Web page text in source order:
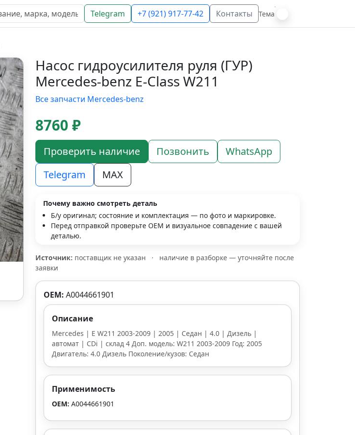
Telegram +7 (921) 917-77-42 Контакты Тема
Насос гидроусилителя руля (ГУР)
Mercedes-benz E-Class W211
Все запчасти Mercedes-benz
8760 ₽
Проверить наличие Позвонить
WhatsApp
Telegram
MAX
Почему важно смотреть деталь
Б/у оригинал; состояние и комплектация — по фото и маркировке.
Перед отправкой проверьте OEM и визуальное совпадение с вашей
деталью.
Источник: поставщик не указан ·
наличие в разборке — уточняйте после
заявки
OEM: A0044661901
Описание
Mercedes | E W211 2003-2009 | 2005 | Седан | 4.0 | Дизель |
автомат | CDi | склад 4 Доп. модель: W211 2003-2009 Год: 2005
Двигатель: 4.0 Дизель Поколение/кузов: Седан
Применимость
OEM: A0044661901